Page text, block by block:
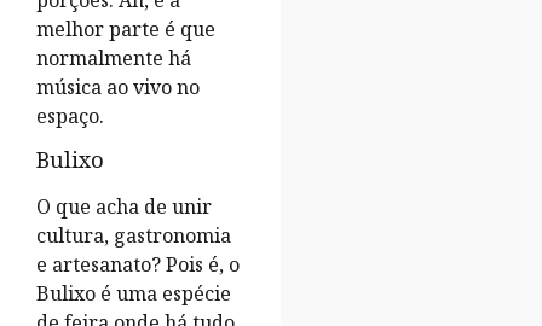
melhor parte é que
normalmente há
música ao vivo no
espaço.
Bulixo
O que acha de unir
cultura, gastronomia
e artesanato? Pois é, o
Bulixo é uma espécie